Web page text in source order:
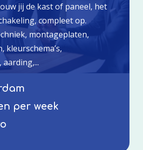
jij de kast of paneel, het
compleet op.
montageplaten,
kleurschema’s,
per week